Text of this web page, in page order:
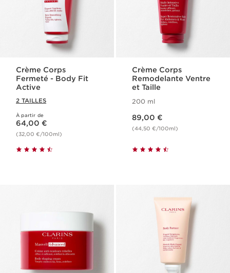
Crème Corps
Fermeté - Body Fit
Active
2 TAILLES
À partir de
Nouveau prix 64,00 €
64,00 €
(32,00 €/100ml)
Crème Corps
Remodelante Ventre
et Taille
200 ml
89,00 €
(44,50 €/100ml)